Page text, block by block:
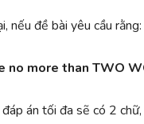
nếu đề bài yêu cầu rằng:
no more than TWO
án tối đa sẽ có 2